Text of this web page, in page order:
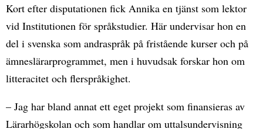
Kort efter disputationen fick Annika en tjänst som lektor
vid Institutionen för språkstudier. Här undervisar hon en
del i svenska som andraspråk på fristående kurser och på
ämneslärarprogrammet, men i huvudsak forskar hon om
litteracitet och flerspråkighet.
– Jag har bland annat ett eget projekt som finansieras av
Lärarhögskolan och som handlar om uttalsundervisning